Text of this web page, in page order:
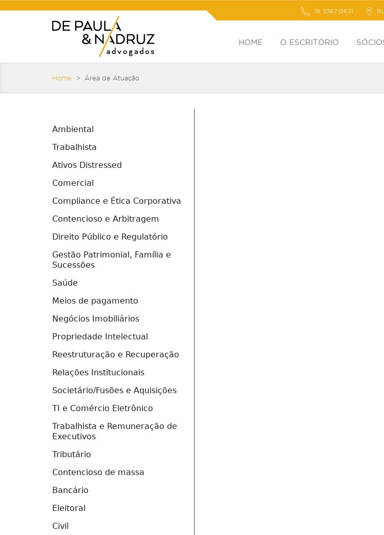
19 3367.0631
HOME O ESCRITÓRIO
Home > Área de Atuação
Ambiental
Trabalhista
Ativos Distressed
Comercial
Compliance e Ética Corporativa
Contencioso e Arbitragem
Direito Público e Regulatório
Gestão Patrimonial, Família e
Sucessões
Saúde
Meios de pagamento
Negócios Imobiliários
Propriedade Intelectual
Reestruturação e Recuperação
Relações Institucionais
Societário/Fusões e Aquisições
TI e Comércio Eletrônico
Trabalhista e Remuneração de
Executivos
Tributário
Contencioso de massa
Bancário
Eleitoral
Civil